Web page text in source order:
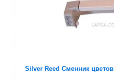
Silver Reed Сменник цветов